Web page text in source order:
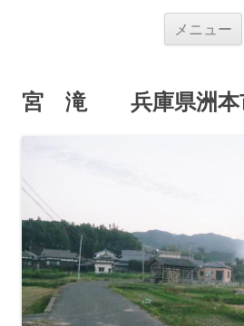
メニュー
宮 滝 兵庫県洲本